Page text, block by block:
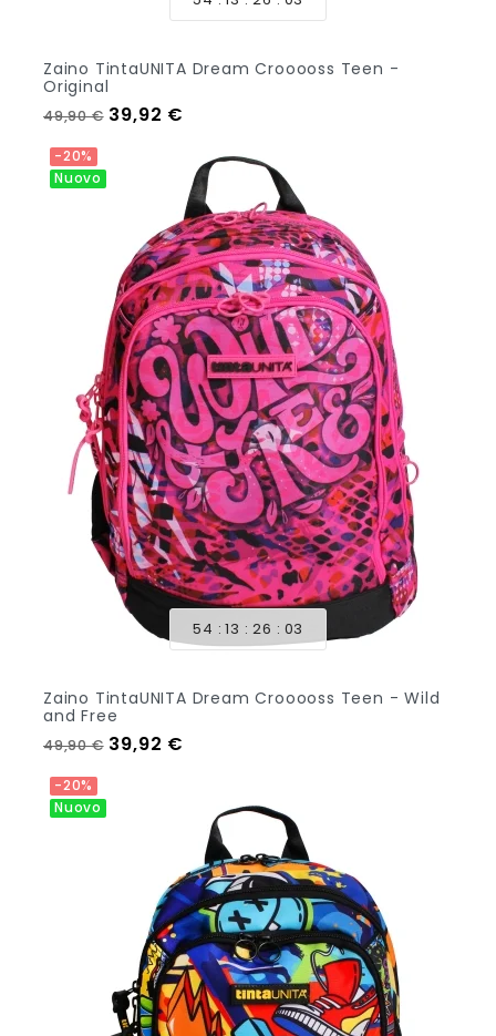
Zaino TintaUNITA Dream Crooooss Teen -
Original
Prezzo regolare
49,90 € Prezzo
39,92 €
-20%
Nuovo
54 13 26 01
Zaino TintaUNITA Dream Crooooss Teen - Wild
and Free
Prezzo regolare
49,90 € Prezzo
39,92 €
-20%
Nuovo